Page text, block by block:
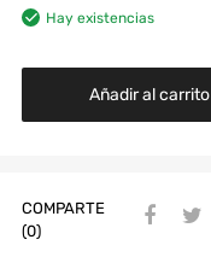
Hay existencias
Añadir al carrito
COMPARTE
(0)